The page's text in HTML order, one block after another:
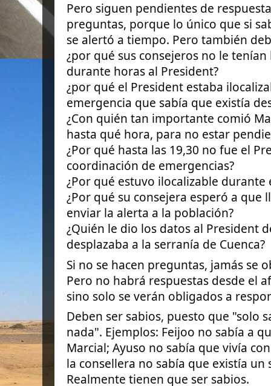
Pero siguen pendientes de
preguntas, porque lo único que si
se alertó a tiempo. Pero también
¿por qué sus consejeros no le
durante horas al President?
¿por qué el President estaba
emergencia que sabía que existía
¿Con quién tan importante comió
hasta qué hora, para no estar
¿Por qué hasta las 19,30 no fue el
coordinación de emergencias?
¿Por qué estuvo ilocalizable durante
¿Por qué su consejera esperó a que
enviar la alerta a la población?
¿Quién le dio los datos al President
desplazaba a la serranía de Cuenca?
Si no se hacen preguntas, jamás se
Pero no habrá respuestas desde el
sino solo se verán obligados a
Deben ser sabios, puesto que "solo
nada". Ejemplos: Feijoo no sabía a
Marcial; Ayuso no sabía que vivía
la consellera no sabía que existía un
Realmente tienen que ser sabios.